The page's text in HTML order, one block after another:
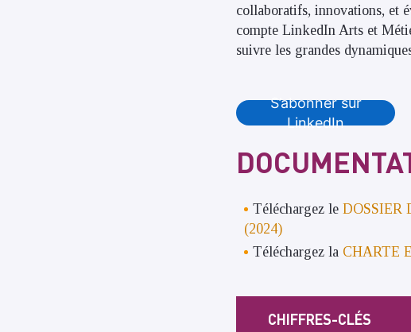
collaboratifs, innovations, et
compte LinkedIn Arts et
suivre les grandes
S’abonner sur
LinkedIn
Téléchargez le DOSSIER
(2024)
Téléchargez la CHARTE
CHIFFRES-CLÉS